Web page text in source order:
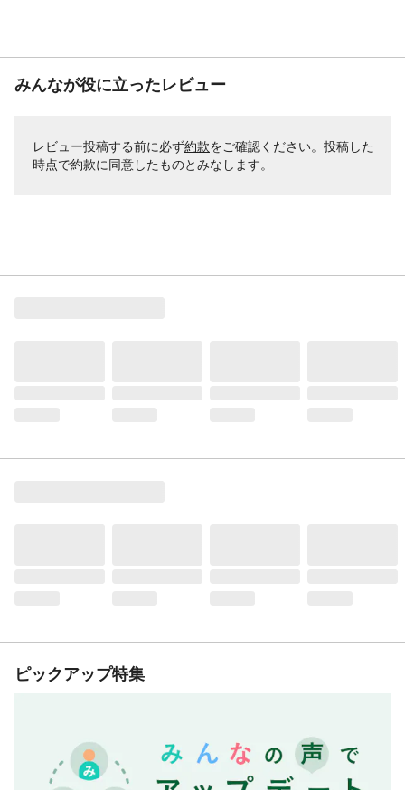
みんなが役に立ったレビュー
レビュー投稿する前に必ず約款をご確認ください。投稿した
時点で約款に同意したものとみなします。
ピックアップ特集